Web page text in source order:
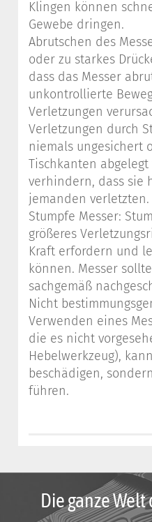
Klingen können
Gewebe dringen.
Abrutschen des
oder zu starkes
dass das Messer
unkontrollierte
Verletzungen
Verletzungen durch
niemals ungesichert
Tischkanten
verhindern, dass sie
jemanden verletzten.
Stumpfe Messer:
größeres
Kraft erfordern und
können. Messer
sachgemäß
Nicht
Verwenden eines
die es nicht
Hebelwerkzeug),
beschädigen,
führen.
Die ganze